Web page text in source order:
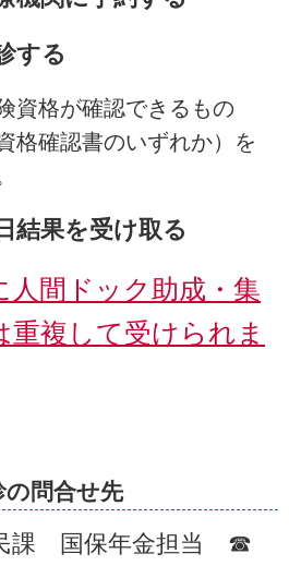
する
格が確認できるもの
格確認書のいずれか）を
果を受け取る
間ドック助成・集
重複して受けられま
の問合せ先
課 国保年金担当 ☎